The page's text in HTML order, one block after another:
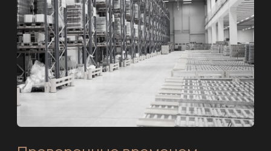
Видеонаблюдение
на объекте
Можно всегда отследить на каком
этапе идут работы в режиме онлайн